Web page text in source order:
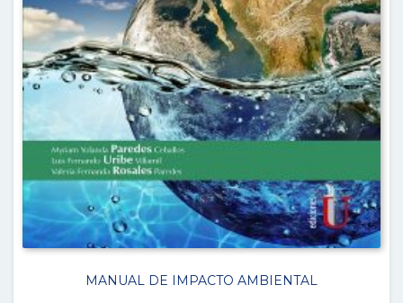
MANUAL DE IMPACTO AMBIENTAL